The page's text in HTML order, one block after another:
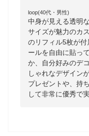
loop(40代・男性)
中身が見える透明
サイズが魅力のカ
のリフィル5枚が
ールを自由に貼っ
か、自分好みのデ
しゃれなデザイン
プレゼントや、持
して非常に優秀で